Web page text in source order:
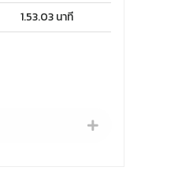
1.53.03 นาที